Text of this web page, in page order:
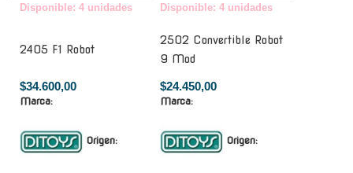
Disponible: 4 unidades
2405 F1 Robot
$34.600,00
Marca:
Origen:
Disponible: 4 unidades
2502 Convertible Robot
9 Mod
$24.450,00
Marca:
Origen: